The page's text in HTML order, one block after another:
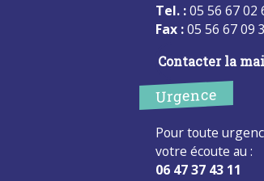
Tel. :05 56 67 02
Fax :05 56 67 09
Contacter la
Urgence
Pour toute
votre écoute au :
06 47 37 43 11